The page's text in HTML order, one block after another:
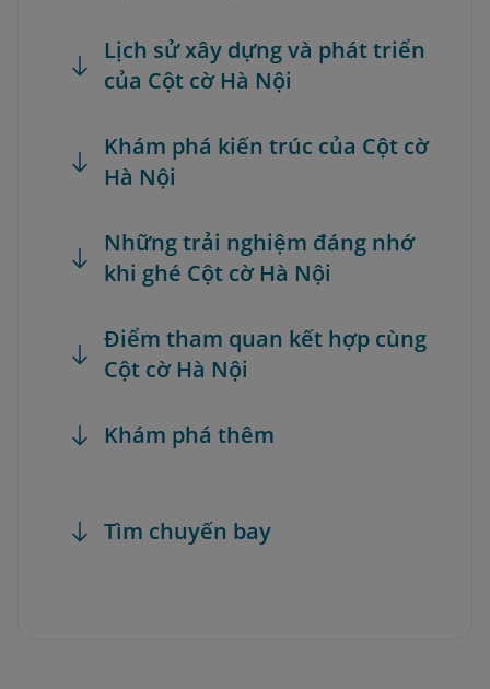
Lịch sử xây dựng và phát triển
của Cột cờ Hà Nội
Khám phá kiến trúc của Cột cờ
Hà Nội
Những trải nghiệm đáng nhớ
khi ghé Cột cờ Hà Nội
Điểm tham quan kết hợp cùng
Cột cờ Hà Nội
Khám phá thêm
Tìm chuyến bay